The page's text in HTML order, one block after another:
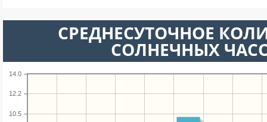
СРЕДНЕСУТОЧНОЕ
СОЛНЕЧНЫХ
10.5
12.2
14.0